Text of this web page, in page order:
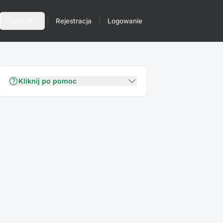
Rejestracja Logowanie
Kliknij po pomoc